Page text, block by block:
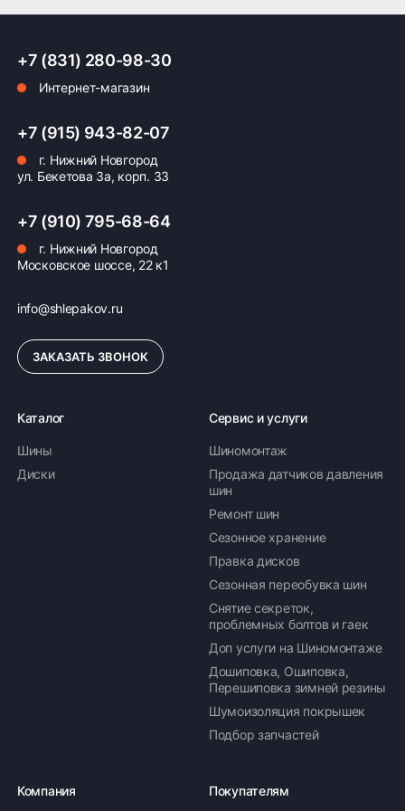
Оплата заказа
Возможна картой, наличными при получении,
также доступно оформление кредита и
+7 (831) 280-98-30
Интернет-магазин
+7 (915) 943-82-07
г. Нижний Новгород
ул. Бекетова 3а, корп. 33
+7 (910) 795-68-64
г. Нижний Новгород
Московское шоссе, 22 к1
info@shlepakov.ru
ЗАКАЗАТЬ ЗВОНОК
Каталог
Шины
Диски
Сервис и услуги
Шиномонтаж
Продажа датчиков давления
шин
Ремонт шин
Сезонное хранение
Правка дисков
Сезонная переобувка шин
Снятие секреток,
проблемных болтов и гаек
Доп услуги на Шиномонтаже
Дошиповка, Ошиповка,
Перешиповка зимней резины
Шумоизоляция покрышек
Подбор запчастей
Компания Покупателям